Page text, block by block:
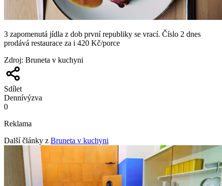
3 zapomenutá jídla z dob první republiky se vrací. Číslo 2 dnes
prodává restaurace za i 420 Kč/porce
Zdroj: Bruneta v kuchyni
Sdílet
Dennívýzva
0
Reklama
Další články z Bruneta v kuchyni